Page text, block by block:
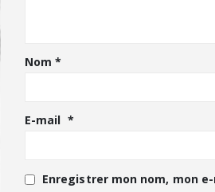
Nom*
E-mail *
Enregistrer mon nom, mon